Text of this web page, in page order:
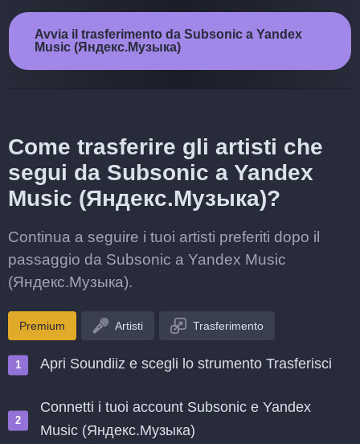
Avvia il trasferimento da Subsonic a Yandex
Music (Яндекс.Музыка)
Come trasferire gli artisti che
segui da Subsonic a Yandex
Music (Яндекс.Музыка)?
Continua a seguire i tuoi artisti preferiti dopo il
passaggio da Subsonic a Yandex Music
(Яндекс.Музыка).
Premium Artisti Trasferimento
Apri Soundiiz e scegli lo strumento Trasferisci
Connetti i tuoi account Subsonic e Yandex
Music (Яндекс.Музыка)